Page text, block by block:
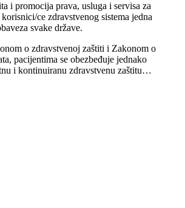
i promocija prava, usluga i servisa za
ce zdravstvenog sistema jedna
svake države.
o zdravstvenoj zaštiti i Zakonom o
pacijentima se obezbeđuje jednako
i kontinuiranu zdravstvenu zaštitu…